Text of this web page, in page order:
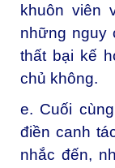
khuôn viên
những nguy
thất bại kế
chủ không.
e. Cuối
điền canh
nhắc đến,